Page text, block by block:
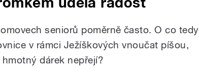
seniorů poměrně často. O co tedy
v rámci Ježíškových vnoučat píšou,
dárek nepřejí?